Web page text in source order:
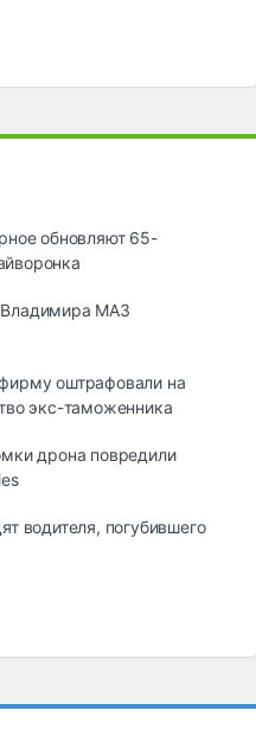
обновляют 65-
МАЗ
оштрафовали на
экс-таможенника
дрона повредили
водителя, погубившего